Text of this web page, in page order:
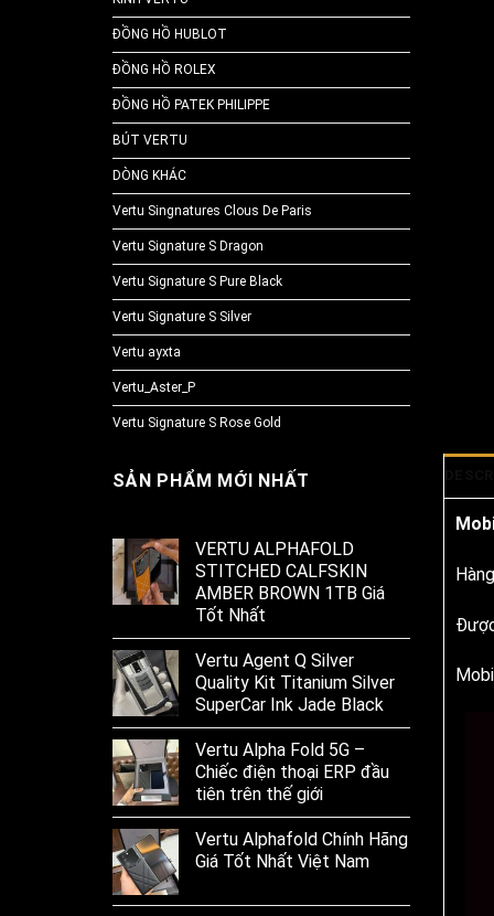
ĐỒNG HỒ HUBLOT
ĐỒNG HỒ ROLEX
ĐỒNG HỒ PATEK PHILIPPE
BÚT VERTU
DÒNG KHÁC
Vertu Singnatures Clous De Paris
Vertu Signature S Dragon
Vertu Signature S Pure Black
Vertu Signature S Silver
Vertu ayxta
Vertu_Aster_P
Vertu Signature S Rose Gold
SẢN PHẨM MỚI NHẤT
VERTU ALPHAFOLD
STITCHED CALFSKIN
AMBER BROWN 1TB Giá
Tốt Nhất
Vertu Agent Q Silver
Quality Kit Titanium Silver
SuperCar Ink Jade Black
Vertu Alpha Fold 5G –
Chiếc điện thoại ERP đầu
tiên trên thế giới
Vertu Alphafold Chính Hãng
Giá Tốt Nhất Việt Nam